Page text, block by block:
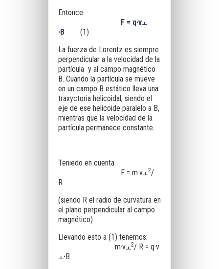
Entonce:
F = q·vￌ
·B
(1)
La fuerza de Lorentz es siempre
perpendicular a la velocidad de la
partícula y al campo magnético
B. Cuando la partícula se mueve
en un campo B estático lleva una
traxyctoria helicoidal, siendo el
eje de ese helicoide paralelo a B,
mientras que la velocidad de la
partícula permanece constante.
Teniedo en cuenta
F = m·vￌ
2/
R
(siendo R el radio de curvatura en
el plano perpendicular al campo
magnético)
Llevando esto a (1) tenemos:
m·vￌ
2/ R = q·v
ￌ·B